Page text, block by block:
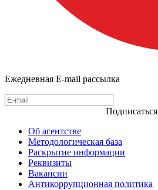
Ежедневная E-mail рассылка
Подписаться
Об агентстве
Методологическая база
Раскрытие информации
Реквизиты
Вакансии
Антикоррупционная политика